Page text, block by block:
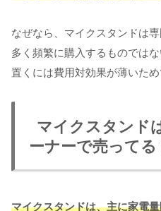
なぜなら、マイクスタンドは
多く頻繁に購入するものでは
置くには費用対効果が薄いため
マイクスタンド
ーナーで売ってる
マイクスタンドは、主に家電